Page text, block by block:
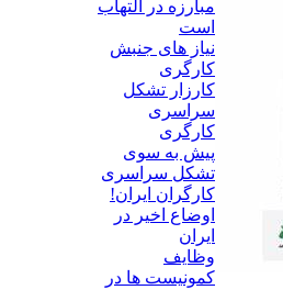
مبارزه در التهاب
است
نیاز های جنبش
کارگری
کارزار تشکل
سراسرى
کارگرى
پیش به سوی
تشکل سراسری
کارگران ایران!
اوضاع اخیر در
ایران
وظايف
کمونيست ها در